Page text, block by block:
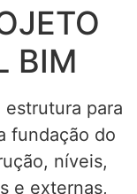
BIM
para
fundação do
níveis,
e externas,